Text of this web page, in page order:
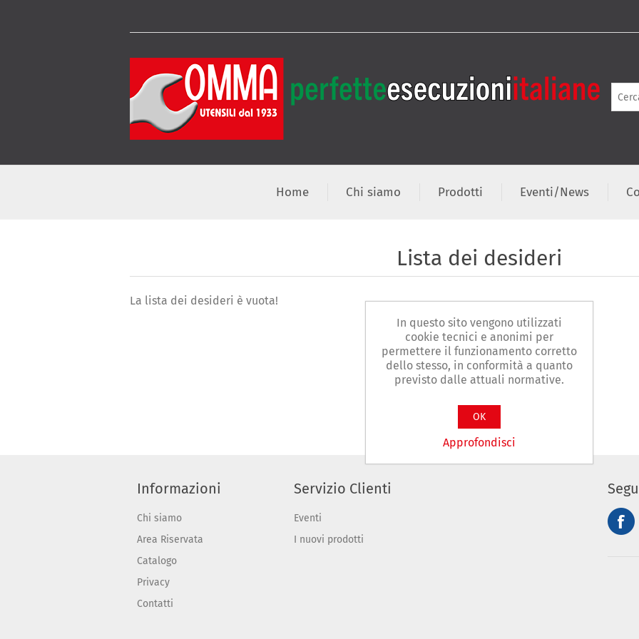
Home Chi siamo Prodotti Eventi/News
Lista dei desideri
La lista dei desideri è vuota!
Informazioni
Chi siamo
Area Riservata
Catalogo
Privacy
Contatti
Servizio Clienti
Eventi
I nuovi prodotti
In questo sito vengono utilizzati
cookie tecnici e anonimi per
permettere il funzionamento corretto
dello stesso, in conformità a quanto
previsto dalle attuali normative.
OK
Approfondisci